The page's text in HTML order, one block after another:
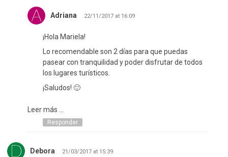
Adriana 22/11/2017 at 16:09
¡Hola Mariela!
Lo recomendable son 2 días para que puedas
pasear con tranquilidad y poder disfrutar de todos
los lugares turísticos.
¡Saludos! 🙂
Leer más ...
Responder
Debora 21/03/2017 at 15:39